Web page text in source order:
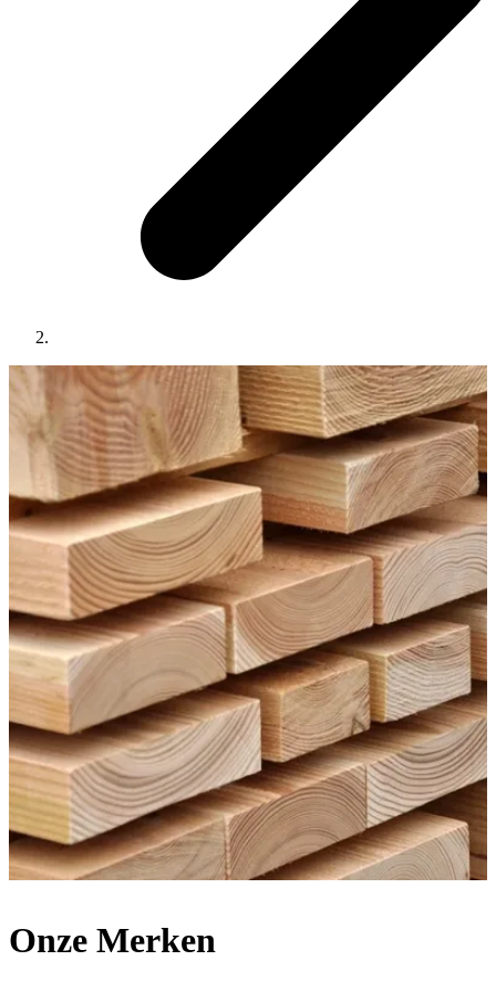
Onze Merken